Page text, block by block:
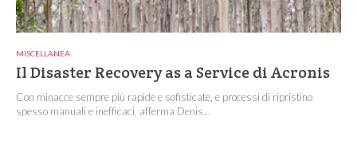
MISCELLANEA
Il Disaster Recovery as a Service di Acronis
Con minacce sempre più rapide e sofisticate, e processi di ripristino
spesso manuali e inefficaci, afferma Denis...